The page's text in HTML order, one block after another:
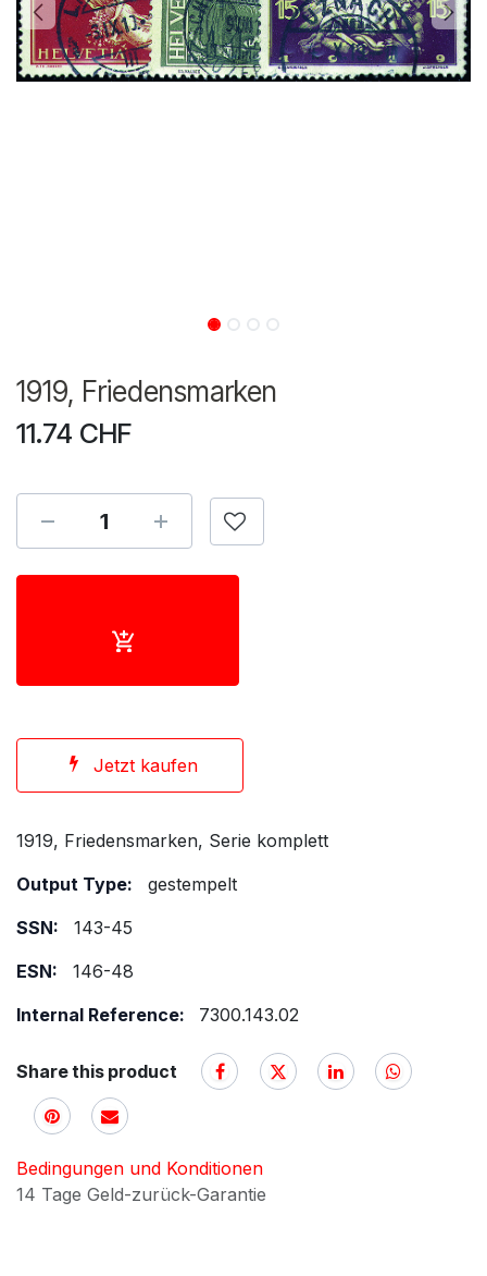
1919, Friedensmarken
11.74 CHF
Jetzt kaufen
1919, Friedensmarken, Serie komplett
Output Type:
gestempelt
SSN:
143-45
ESN:
146-48
Internal Reference:
7300.143.02
Share this product
Bedingungen und Konditionen
14 Tage Geld-zurück-Garantie